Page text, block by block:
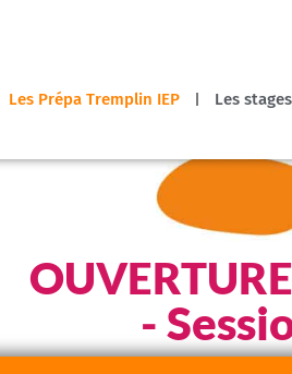
Les Prépa Tremplin IEP Les
-